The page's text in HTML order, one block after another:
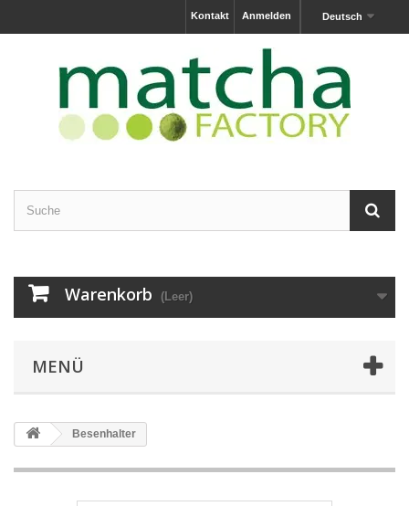
Deutsch
Anmelden
Kontakt
Warenkorb (Leer)
MENÜ
Besenhalter